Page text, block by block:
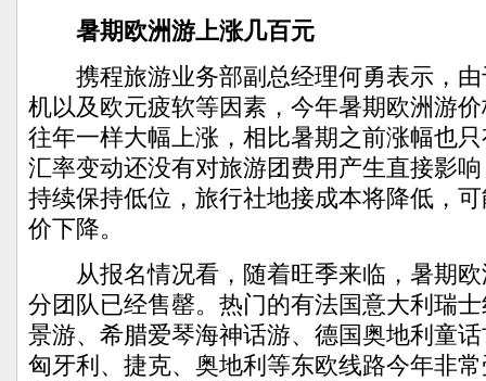
暑期欧洲游上涨几百元
携程旅游业务部副总经理何勇表示，由
机以及欧元疲软等因素，今年暑期欧洲游
往年一样大幅上涨，相比暑期之前涨幅也
汇率变动还没有对旅游团费用产生直接影
持续保持低位，旅行社地接成本将降低，
价下降。
从报名情况看，随着旺季来临，暑期欧
分团队已经售罄。热门的有法国意大利瑞
景游、希腊爱琴海神话游、德国奥地利童
匈牙利、捷克、奥地利等东欧线路今年非